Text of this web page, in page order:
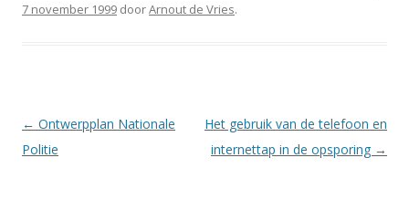
7 november 1999 doorArnout de Vries.
Berichtnavigatie
← Ontwerpplan Nationale
Politie
Het gebruik van de telefoon en
internettap in de opsporing →